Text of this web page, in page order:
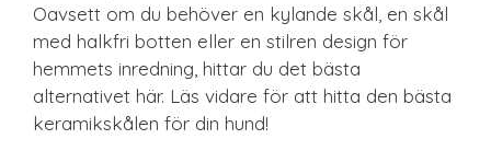
Oavsett om du behöver en kylande skål, en skål
med halkfri botten eller en stilren design för
hemmets inredning, hittar du det bästa
alternativet här. Läs vidare för att hitta den bästa
keramikskålen för din hund!